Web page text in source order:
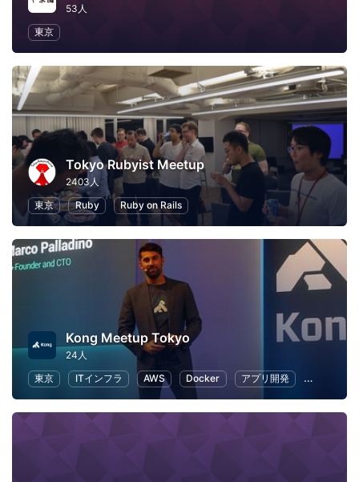
53人
東京
Tokyo Rubyist Meetup
2403人
東京
Ruby Ruby on Rails
Kong Meetup Tokyo
24人
東京
ITインフラ AWS Docker アプリ開発 オープン